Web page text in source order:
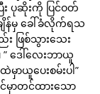
ပုဆိုးကို ပြင်ဝတ်
န်မှ ခေါ်ခံလိုက်ရသ
ဖြစ်သွားသေး
ဒေါ်လေးဘာယူ
ာယူပေးစမ်းပါ”
မှာတင်ထားသော